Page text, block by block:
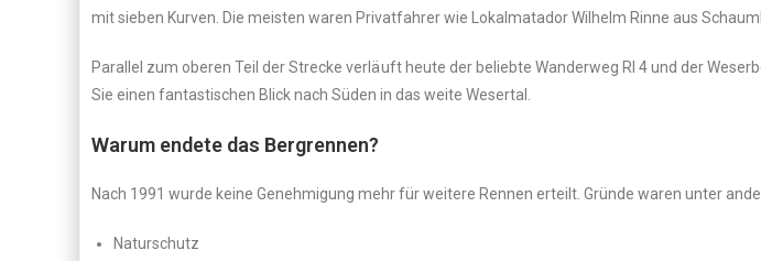
mit sieben Kurven. Die meisten waren Privatfahrer wie Lokalmatador Wilhelm Rinne aus
Parallel zum oberen Teil der Strecke verläuft heute der beliebte Wanderweg RI 4 und der
Sie einen fantastischen Blick nach Süden in das weite Wesertal.
Warum endete das Bergrennen?
Nach 1991 wurde keine Genehmigung mehr für weitere Rennen erteilt. Gründe waren unter
Naturschutz